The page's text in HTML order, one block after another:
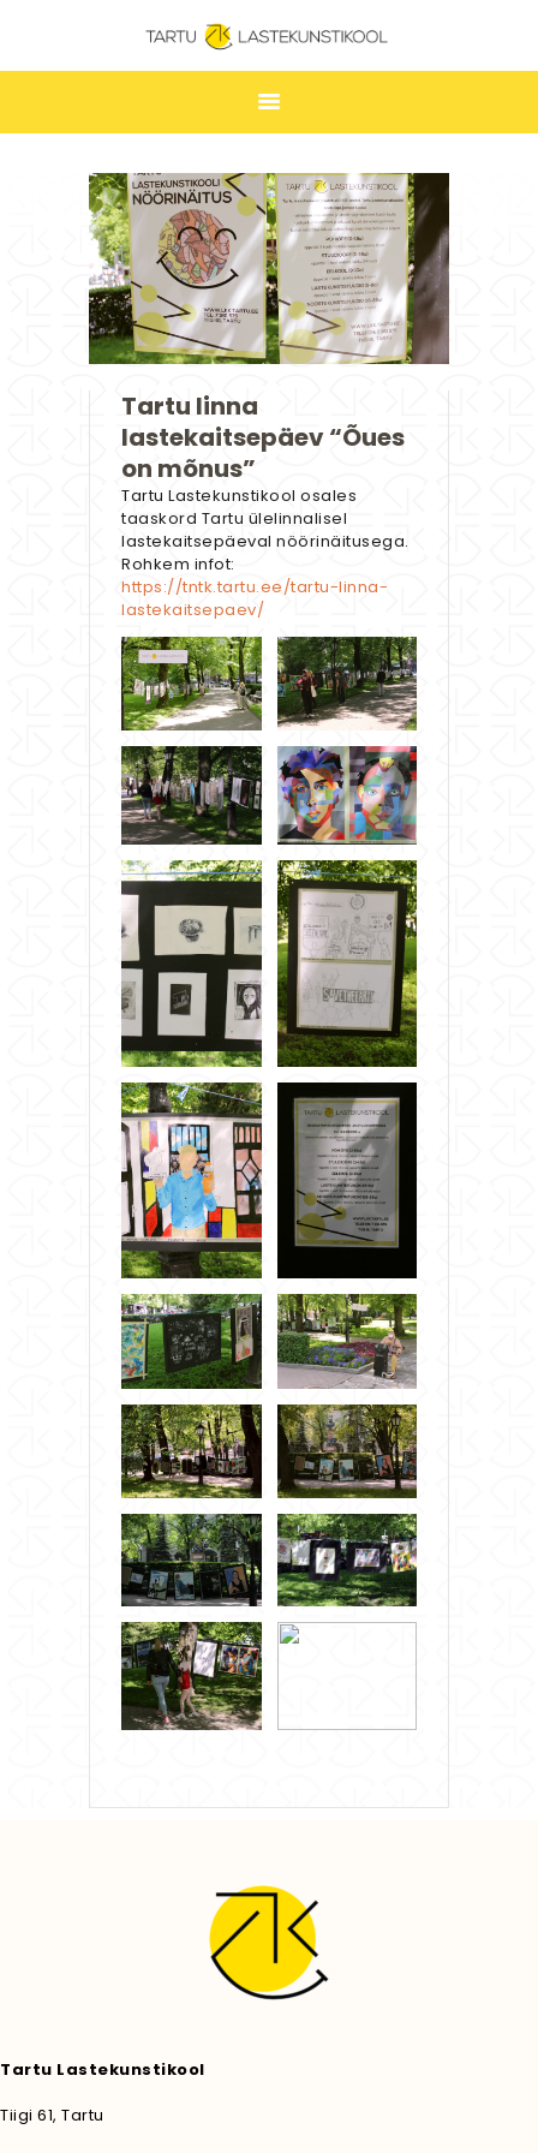
TARTU LASTEKUNSTIKOOL
ESILEHT
UUDISED
ÕPPIMINE
TUNNIPLAAN
LASTEKUNSTIKOOL
KONTAKT
STUUDIUM
Tartu linna
lastekaitsepäev “Õues
on mõnus”
Tartu Lastekunstikool osales
taaskord Tartu ülelinnalisel
lastekaitsepäeval nöörinäitusega.
Rohkem infot:
https://tntk.tartu.ee/tartu-linna-
lastekaitsepaev/
Tartu Lastekunstikool
Tiigi 61, Tartu